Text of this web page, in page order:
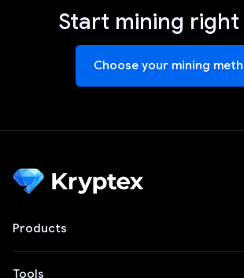
Start mining right
Choose your mining
Products
Tools